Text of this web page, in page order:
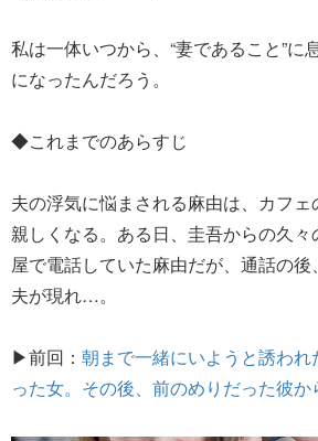
私は一体いつから、“妻であること”に
になったんだろう。
◆これまでのあらすじ
夫の浮気に悩まされる麻由は、カフェ
親しくなる。ある日、圭吾からの久
屋で電話していた麻由だが、通話の
夫が現れ…。
▶前回： 朝まで一緒にいようと誘わ
った女。その後、前のめりだった彼